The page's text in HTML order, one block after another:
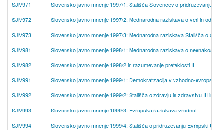
SJM971
Slovensko javno mnenje 1997/1: Stališča Slovencev o pridruževanju
SJM972
Slovensko javno mnenje 1997/2: Mednarodna raziskava o veri in
SJM973
Slovensko javno mnenje 1997/3: Mednarodna raziskava Stališča o
SJM981
Slovensko javno mnenje 1998/1: Mednarodna raziskava o neenakosti
SJM982
Slovensko javno mnenje 1998/2 in razumevanje preteklosti II
SJM991
Slovensko javno mnenje 1999/1: Demokratizacija v vzhodno-
SJM992
Slovensko javno mnenje 1999/2: Stališča o zdravju in zdravstvu III in
SJM993
Slovensko javno mnenje 1999/3: Evropska raziskava vrednot
SJM994
Slovensko javno mnenje 1999/4: Stališča o pridruževanju Evropski Uniji